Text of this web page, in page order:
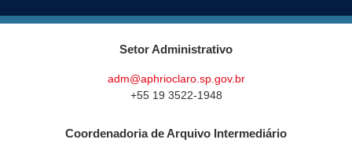
Setor Administrativo
adm@aphrioclaro.sp.gov.br
+55 19 3522-1948
Coordenadoria de Arquivo Intermediário